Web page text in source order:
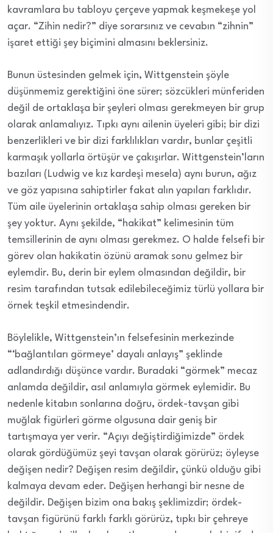
kavramlara bu tabloyu çerçeve yapmak keşmekeşe yol
açar. “Zihin nedir?” diye sorarsınız ve cevabın “zihnin”
işaret ettiği şey biçimini almasını beklersiniz.
Bunun üstesinden gelmek için, Wittgenstein şöyle
düşünmemiz gerektiğini öne sürer; sözcükleri münferiden
değil de ortaklaşa bir şeyleri olması gerekmeyen bir grup
olarak anlamalıyız. Tıpkı aynı ailenin üyeleri gibi; bir dizi
benzerlikleri ve bir dizi farklılıkları vardır, bunlar çeşitli
karmaşık yollarla örtüşür ve çakışırlar. Wittgenstein’ların
bazıları (Ludwig ve kız kardeşi mesela) aynı burun, ağız
ve göz yapısına sahiptirler fakat alın yapıları farklıdır.
Tüm aile üyelerinin ortaklaşa sahip olması gereken bir
şey yoktur. Aynı şekilde, “hakikat” kelimesinin tüm
temsillerinin de aynı olması gerekmez. O halde felsefi bir
görev olan hakikatin özünü aramak sonu gelmez bir
eylemdir. Bu, derin bir eylem olmasından değildir, bir
resim tarafından tutsak edilebileceğimiz türlü yollara bir
örnek teşkil etmesindendir.
Böylelikle, Wittgenstein’ın felsefesinin merkezinde
“‘bağlantıları görmeye’ dayalı anlayış” şeklinde
adlandırdığı düşünce vardır. Buradaki “görmek” mecaz
anlamda değildir, asıl anlamıyla görmek eylemidir. Bu
nedenle kitabın sonlarına doğru, ördek-tavşan gibi
muğlak figürleri görme olgusuna dair geniş bir
tartışmaya yer verir. “Açıyı değiştirdiğimizde” ördek
olarak gördüğümüz şeyi tavşan olarak görürüz; öyleyse
değişen nedir? Değişen resim değildir, çünkü olduğu gibi
kalmaya devam eder. Değişen herhangi bir nesne de
değildir. Değişen bizim ona bakış şeklimizdir; ördek-
tavşan figürünü farklı farklı görürüz, tıpkı bir çehreye